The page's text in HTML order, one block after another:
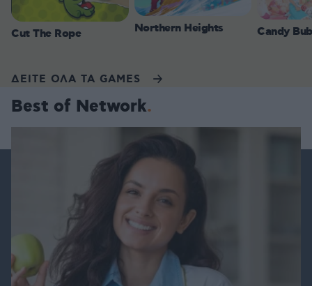
Cut The Rope Northern Heights Candy
ΔΕΙΤΕ ΟΛΑ ΤΑ GAMES
Best of Network